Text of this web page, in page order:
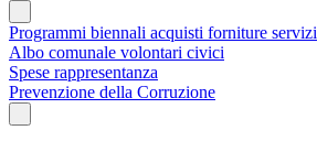
Programmi biennali acquisti forniture servizi
Albo comunale volontari civici
Spese rappresentanza
Prevenzione della Corruzione